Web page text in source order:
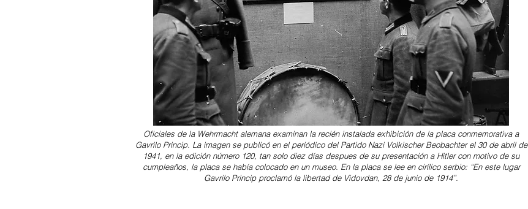
Oficiales de la Wehrmacht alemana examinan la recién instalada exhibición de la placa conmemorativa a
Gavrilo Princip. La imagen se publicó en el periódico del Partido Nazi Volkischer Beobachter el 30 de abril de
1941, en la edición número 120, tan solo diez días despues de su presentación a Hitler con motivo de su
cumpleaños, la placa se había colocado en un museo. En la placa se lee en cirílico serbio: “En este lugar
Gavrilo Princip proclamó la libertad de Vidovdan, 28 de junio de 1914”.